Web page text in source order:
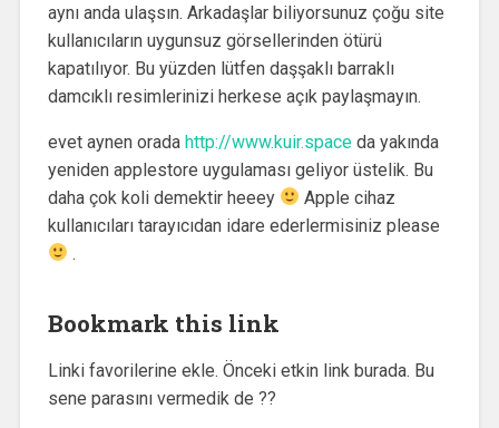
aynı anda ulaşsın. Arkadaşlar biliyorsunuz çoğu site
kullanıcıların uygunsuz görsellerinden ötürü
kapatılıyor. Bu yüzden lütfen daşşaklı barraklı
damcıklı resimlerinizi herkese açık paylaşmayın.
evet aynen orada http://www.kuir.spaceda yakında
yeniden applestore uygulaması geliyor üstelik. Bu
daha çok koli demektir heeey
Apple cihaz
kullanıcıları tarayıcıdan idare ederlermisiniz please
.
Bookmark this link
Linki favorilerine ekle. Önceki etkin link burada. Bu
sene parasını vermedik de ??